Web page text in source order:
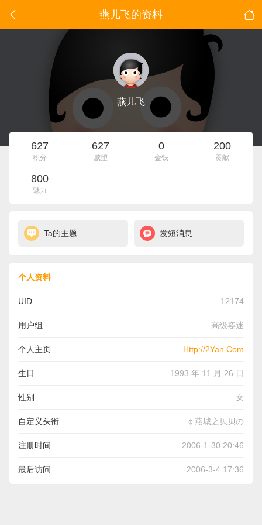
燕儿飞的资料
燕儿飞
627
积分
627
威望
0
金钱
200
贡献
800
魅力
Ta的主题 发短消息
个人资料
UID 12174
用户组 高级姿迷
个人主页 Http://2Yan.Com
生日 1993 年 11 月 26 日
性别 女
自定义头衔 ￠燕城之贝贝の
注册时间 2006-1-30 20:46
最后访问 2006-3-4 17:36